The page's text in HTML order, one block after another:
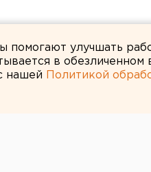
помогают улучшать
в обезличенном
нашей
Политикой